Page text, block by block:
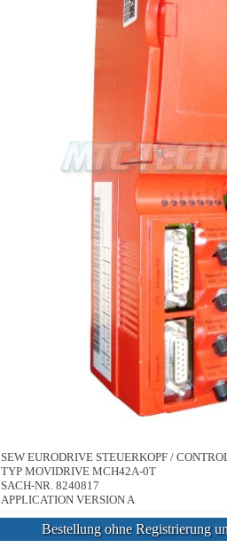
SEW EURODRIVE STEUERKOPF /
TYP MOVIDRIVE MCH42A-0T
SACH-NR. 8240817
APPLICATION VERSION A
Bestellung ohne Registrierung